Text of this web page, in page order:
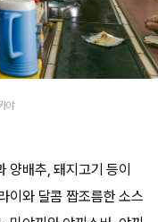
야
양배추, 돼지고기 등이
이와 달콤 짭조름한 소스